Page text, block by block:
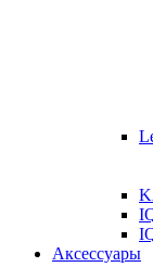
Аксессуары